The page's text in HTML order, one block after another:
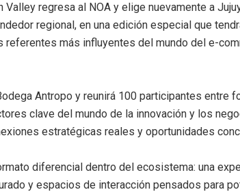
Valley regresa al NOA y elige nuevamente a
regional, en una edición especial que
referentes más influyentes del mundo del e-
Antropo y reunirá 100 participantes entre
clave del mundo de la innovación y los
estratégicas reales y oportunidades
diferencial dentro del ecosistema: una
y espacios de interacción pensados para